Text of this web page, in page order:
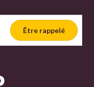
Être rappelé